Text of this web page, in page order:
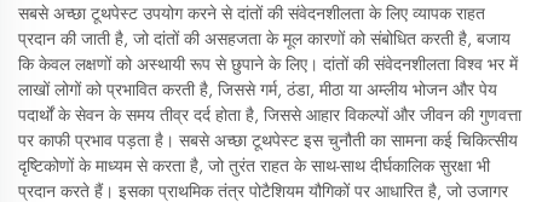
सबसे अच्छा टूथपेस्ट उपयोग करने से दांतों की संवेदनशीलता के लिए व्यापक राहत
प्रदान की जाती है, जो दांतों की असहजता के मूल कारणों को संबोधित करती है, बजाय
कि केवल लक्षणों को अस्थायी रूप से छुपाने के लिए। दांतों की संवेदनशीलता विश्व भर में
लाखों लोगों को प्रभावित करती है, जिससे गर्म, ठंडा, मीठा या अम्लीय भोजन और पेय
पदार्थों के सेवन के समय तीव्र दर्द होता है, जिससे आहार विकल्पों और जीवन की गुणवत्ता
पर काफी प्रभाव पड़ता है। सबसे अच्छा टूथपेस्ट इस चुनौती का सामना कई चिकित्सीय
दृष्टिकोणों के माध्यम से करता है, जो तुरंत राहत के साथ-साथ दीर्घकालिक सुरक्षा भी
प्रदान करते हैं। इसका प्राथमिक तंत्र पोटैशियम यौगिकों पर आधारित है, जो उजागर